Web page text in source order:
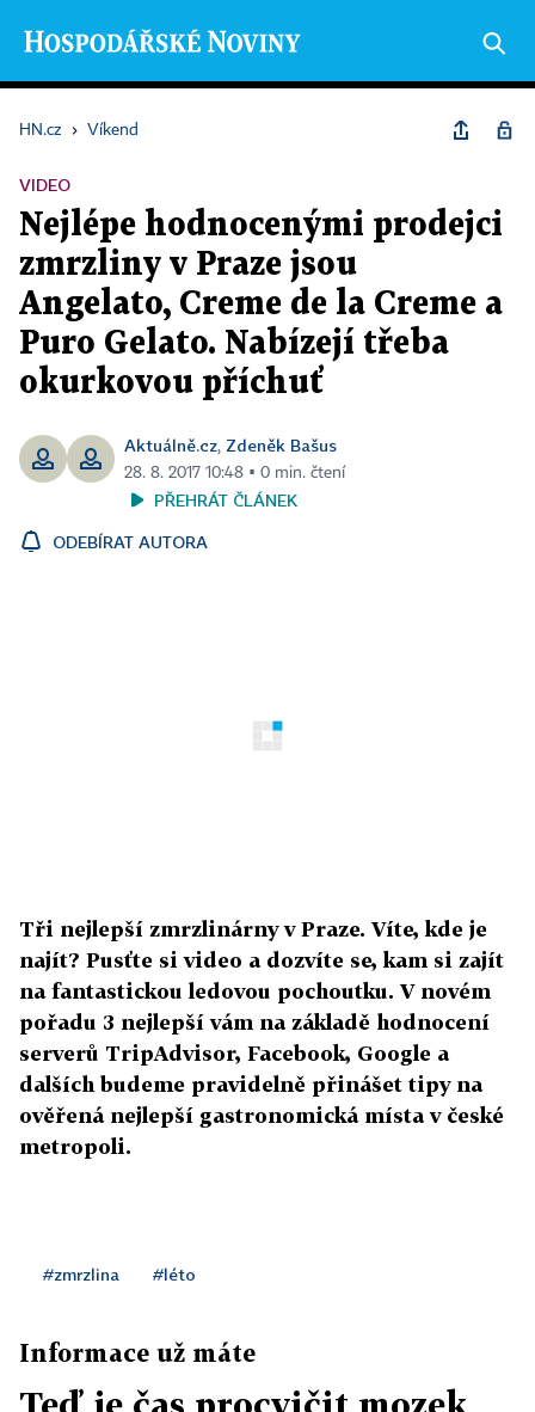
HN.cz › Víkend
VIDEO
Nejlépe hodnocenými prodejci
zmrzliny v Praze jsou
Angelato, Creme de la Creme a
Puro Gelato. Nabízejí třeba
okurkovou příchuť
Aktuálně.cz, Zdeněk Bašus
28. 8. 2017 10:48 ▪ 0 min. čtení
PŘEHRÁT ČLÁNEK
ODEBÍRAT AUTORA
Tři nejlepší zmrzlinárny v Praze. Víte, kde je
najít? Pusťte si video a dozvíte se, kam si zajít
na fantastickou ledovou pochoutku. V novém
pořadu 3 nejlepší vám na základě hodnocení
serverů TripAdvisor, Facebook, Google a
dalších budeme pravidelně přinášet tipy na
ověřená nejlepší gastronomická místa v české
metropoli.
#zmrzlina #léto
Informace už máte